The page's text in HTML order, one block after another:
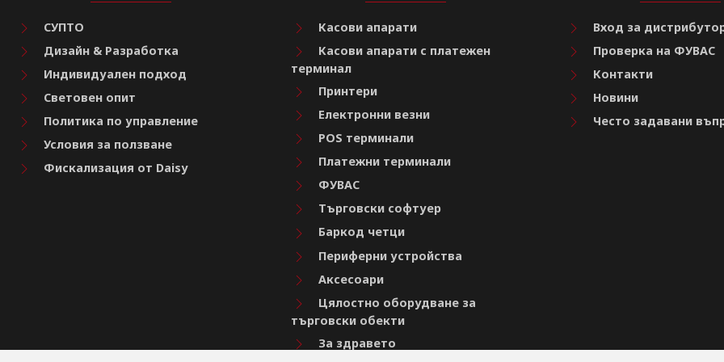
СУПТО
Дизайн & Разработка
Индивидуален подход
Световен опит
Политика по управление
Условия за ползване
Фискализация от Daisy
Касови апарати
Касови апарати с платежен
терминал
Принтери
Електронни везни
POS терминали
Платежни терминали
ФУВАС
Търговски софтуер
Баркод четци
Периферни устройства
Аксесоари
Цялостно оборудване за
търговски обекти
За здравето
Вход за
Проверка на ФУВАС
Контакти
Новини
Често задавани